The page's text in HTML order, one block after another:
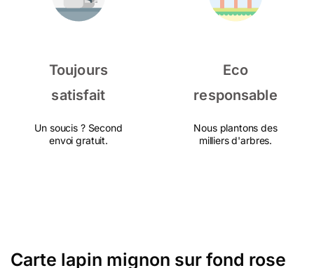
Toujours
satisfait
Un soucis ? Second
envoi gratuit.
Eco
responsable
Nous plantons des
milliers d'arbres.
Carte lapin mignon sur fond rose